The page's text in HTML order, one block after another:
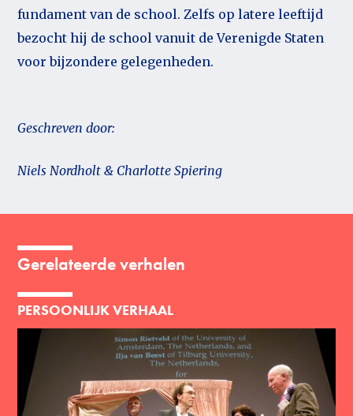
fundament van de school. Zelfs op latere leeftijd
bezocht hij de school vanuit de Verenigde Staten
voor bijzondere gelegenheden.
Geschreven door:
Niels Nordholt & Charlotte Spiering
Gerelateerde verhalen
PERSOONLIJK VERHAAL